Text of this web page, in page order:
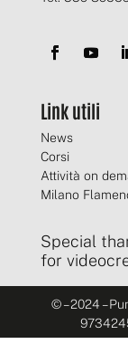
Link utili
News
Corsi
Attività on
Milano
Special
for
© – 2024 –